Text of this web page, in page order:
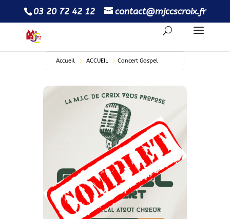
03 20 72 42 12 contact@mjccscroix.fr
Accueil ACCUEIL Concert Gospel